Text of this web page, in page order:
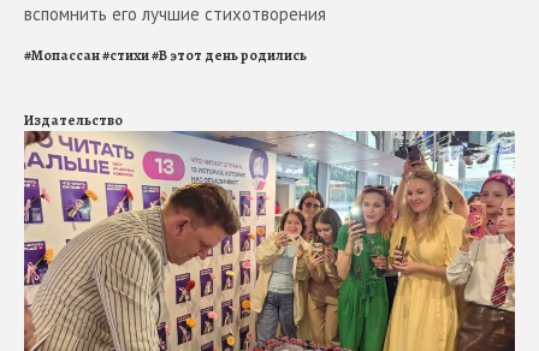
вспомнить его лучшие стихотворения
#Мопассан#стихи#В этот день родились
Издательство